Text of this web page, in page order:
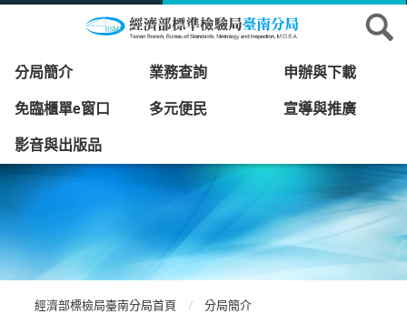
分局簡介 業務查詢 申辦與下載
免臨櫃單e窗口 多元便民 宣導與推廣
影音與出版品
經濟部標檢局臺南分局首頁
分局簡介